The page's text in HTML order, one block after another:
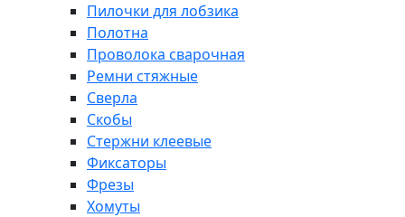
Пилочки для лобзика
Полотна
Проволока сварочная
Ремни стяжные
Сверла
Скобы
Стержни клеевые
Фиксаторы
Фрезы
Хомуты